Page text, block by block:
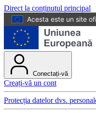
Direct la conținutul principal
Acesta este un site
Conectați-vă
Creați-vă un cont
Protecția datelor dvs.